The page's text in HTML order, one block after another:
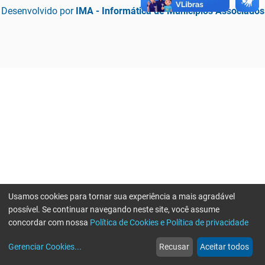
Desenvolvido por IMA - Informática de Municípios Associados
web
Notícias
more_horiz
Mais
Usamos cookies para tornar sua experiência a mais agradável
possível. Se continuar navegando neste site, você assume
concordar com nossa Política de Cookies e Política de privacidade
Gerenciar Cookies... Recusar Aceitar todos
Erro ao enviar informações, por favor tente novamente